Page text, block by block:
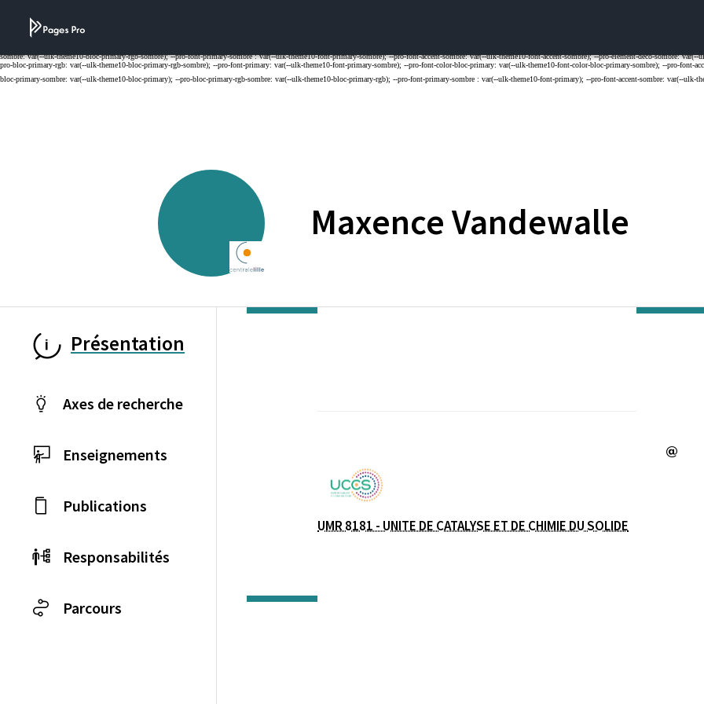
MaxenceVandewalle
UMR 8181 - UNITE DE CATALYSE ET DE CHIMIE DU SOLIDE
Présentation
Axes de recherche
Enseignements
Publications
Responsabilités
Parcours